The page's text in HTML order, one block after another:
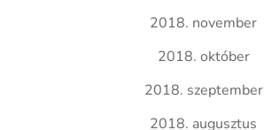
2018. november
2018. október
2018. szeptember
2018. augusztus